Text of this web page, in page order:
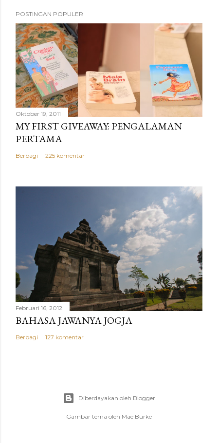
POSTINGAN POPULER
Oktober 19, 2011
MY FIRST GIVEAWAY: PENGALAMAN
PERTAMA
Berbagi 225 komentar
Februari 16, 2012
BAHASA JAWANYA JOGJA
Berbagi 127 komentar
Diberdayakan oleh Blogger
Gambar tema oleh Mae Burke